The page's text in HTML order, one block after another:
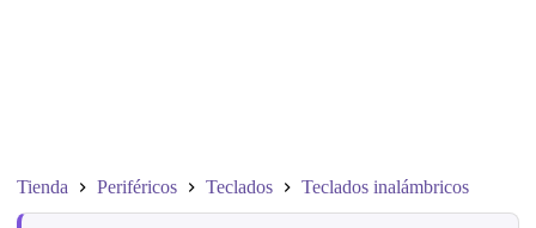
Tienda Periféricos Teclados Teclados inalámbricos